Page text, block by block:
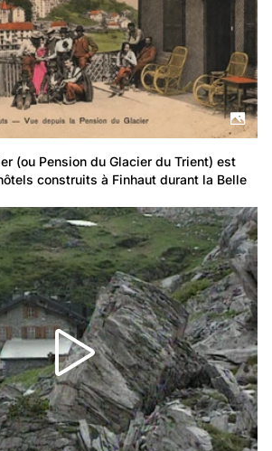
(ou Pension du Glacier du Trient) est
construits à Finhaut durant la Belle